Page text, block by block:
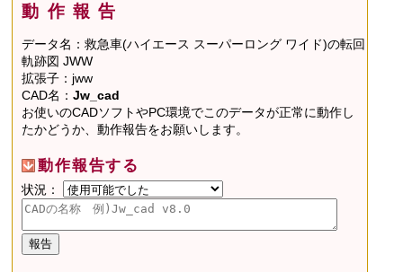
動作報告
データ名：救急車(ハイエース スーパーロング ワイド)の転回
軌跡図 JWW
拡張子：jww
CAD名：Jw_cad
お使いのCADソフトやPC環境でこのデータが正常に動作し
たかどうか、動作報告をお願いします。
動作報告する
状況：